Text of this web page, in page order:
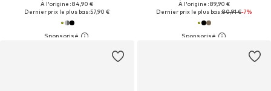
À l'origine : 84,90 €
Dernier prix le plus bas :57,90 €
À l'origine : 89,90 €
Dernier prix le plus bas :80,91 €-7%